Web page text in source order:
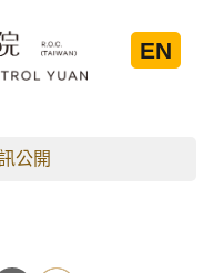
EN
公開